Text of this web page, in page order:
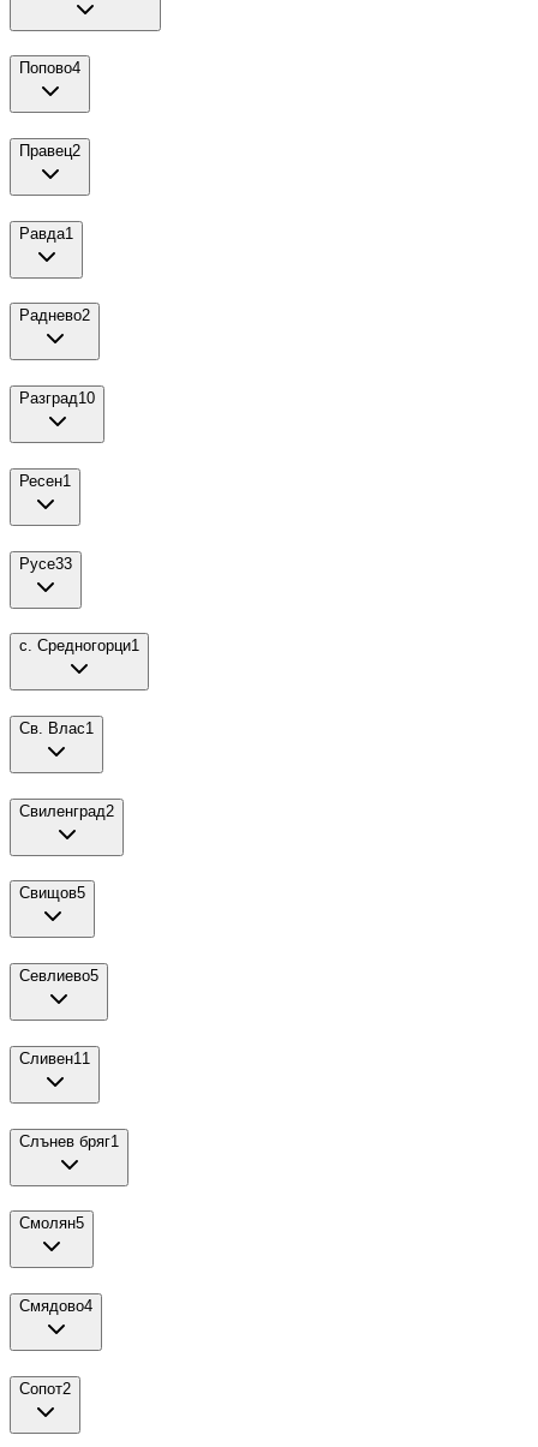
Попово4
Правец2
Равда1
Раднево2
Разград10
Ресен1
Русе33
с. Средногорци1
Св. Влас1
Свиленград2
Свищов5
Севлиево5
Сливен11
Слънев бряг1
Смолян5
Смядово4
Сопот2